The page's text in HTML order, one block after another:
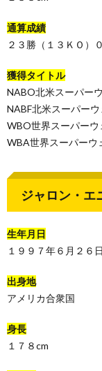
通算成績
２３勝（１３ＫＯ）
獲得タイトル
NABO北米スーパー
NABF北米スーパー
WBO世界スーパーウ
WBA世界スーパーウ
ジャロン・エ
生年月日
１９９７年６月２６
出身地
アメリカ合衆国
身長
１７８cm